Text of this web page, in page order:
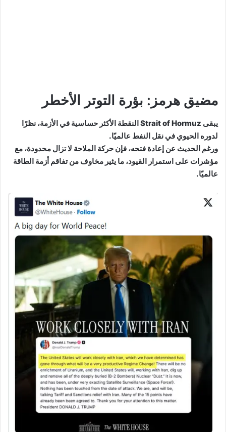
مضيق هرمز: بؤرة التوتر الأخطر
يبقى Strait of Hormuz النقطة الأكثر حساسية في الأزمة، نظرًا
لدوره الحيوي في نقل النفط عالميًا.
ورغم الحديث عن إعادة فتحه، فإن حركة الملاحة لا تزال محدودة، مع
مؤشرات على استمرار القيود، ما يثير مخاوف من تفاقم أزمة الطاقة
عالميًا.